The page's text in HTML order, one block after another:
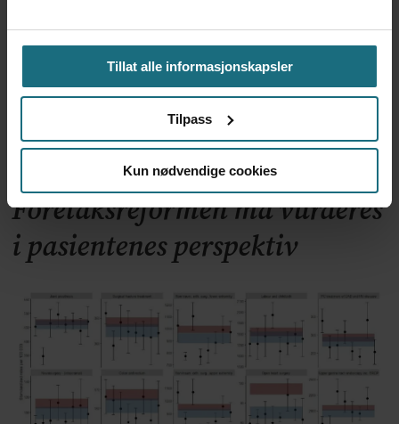
Tillat alle informasjonskapsler
Tilpass
Kun nødvendige cookies
Foretaksreformen må vurderes
i pasientenes perspektiv